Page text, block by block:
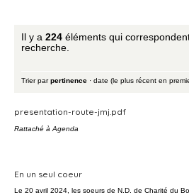
Il y a 224 éléments qui
recherche.
Trier par pertinence · date (le plus récent en
presentation-route-jmj.pdf
Rattaché à Agenda
En un seul coeur
Le 20 avril 2024, les soeurs de N.D. de Charité du